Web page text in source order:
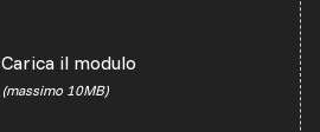
Carica il modulo
(massimo 10MB)